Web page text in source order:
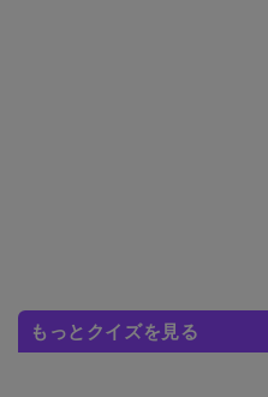
もっとクイズを見る